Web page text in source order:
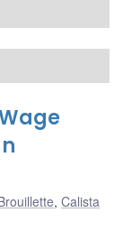
, Calista